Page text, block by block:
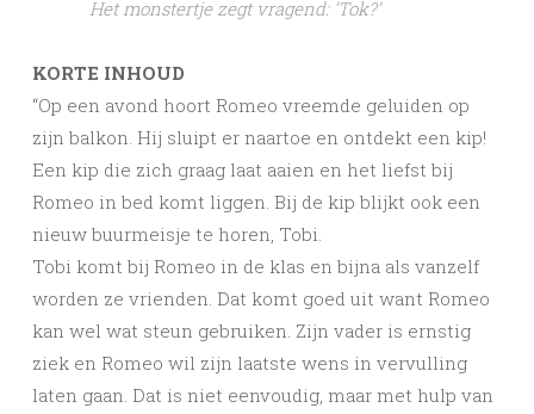
Het monstertje zegt vragend: ‘Tok?’
KORTE INHOUD
“Op een avond hoort Romeo vreemde geluiden op
zijn balkon. Hij sluipt er naartoe en ontdekt een kip!
Een kip die zich graag laat aaien en het liefst bij
Romeo in bed komt liggen. Bij de kip blijkt ook een
nieuw buurmeisje te horen, Tobi.
Tobi komt bij Romeo in de klas en bijna als vanzelf
worden ze vrienden. Dat komt goed uit want Romeo
kan wel wat steun gebruiken. Zijn vader is ernstig
ziek en Romeo wil zijn laatste wens in vervulling
laten gaan. Dat is niet eenvoudig, maar met hulp van